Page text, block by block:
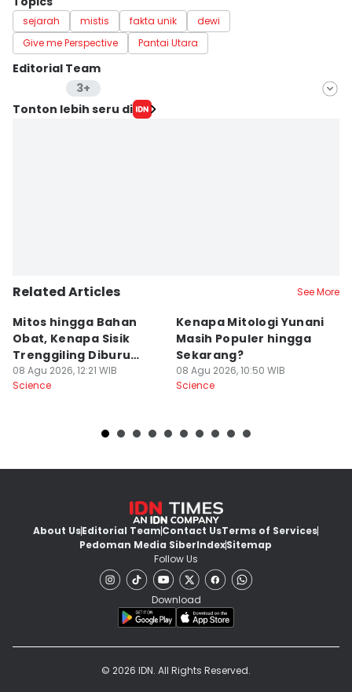
sejarah mistis fakta unik
dewi
Give me Perspective
Pantai Utara
Editorial Team
3+
Editor
Tonton lebih seru di
Related Articles See More
Mitos hingga Bahan
Obat, Kenapa Sisik
Trenggiling Diburu
Sangat Masif?
08 Agu 2026, 12:21 WIB
Science
Kenapa Mitologi Yunani
Masih Populer hingga
Sekarang?
08 Agu 2026, 10:50 WIB
Science
About UsEditorial TeamContact UsTerms of Services
Pedoman Media SiberIndexSitemap
Follow Us
Download
© 2026 IDN. All Rights Reserved.